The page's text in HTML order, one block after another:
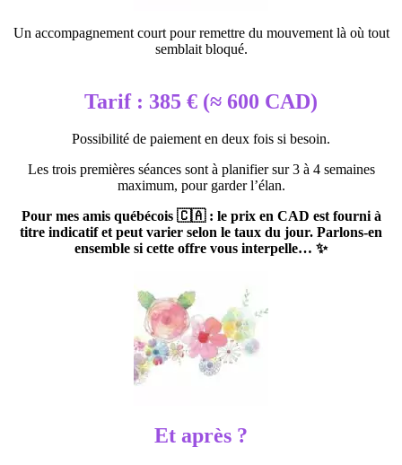
Un accompagnement court pour remettre du mouvement là où tout
semblait bloqué.
Tarif : 385 € (≈ 600 CAD)
Possibilité de paiement en deux fois si besoin.
Les trois premières séances sont à planifier sur 3 à 4 semaines
maximum, pour garder l’élan.
Pour mes amis québécois 🇨🇦 : le prix en CAD est fourni à
titre indicatif et peut varier selon le taux du jour. Parlons-en
ensemble si cette offre vous interpelle… ✨
Et après ?